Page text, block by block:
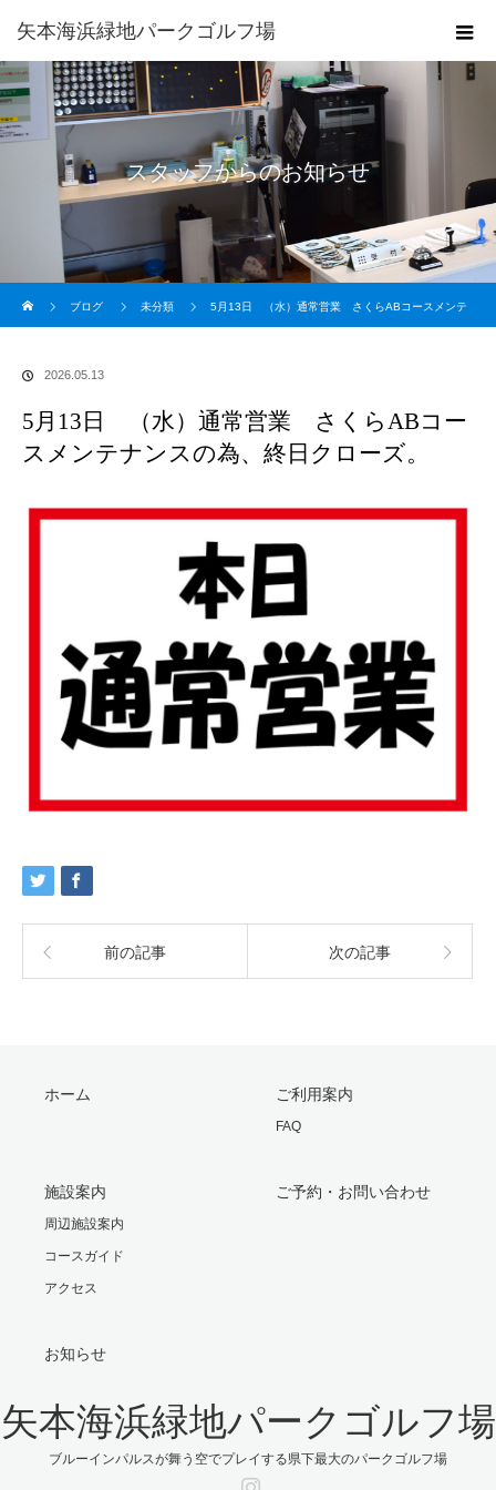
矢本海浜緑地パークゴルフ場
スタッフからのお知らせ
ブログ
未分類 5月13日 （水）通常営業 さくらABコースメンテ
2026.05.13
5月13日 （水）通常営業 さくらABコー
スメンテナンスの為、終日クローズ。
前の記事 次の記事
ホーム ご利用案内
FAQ
施設案内
周辺施設案内
コースガイド
アクセス
ご予約・お問い合わせ
お知らせ
矢本海浜緑地パークゴルフ場
ブルーインパルスが舞う空でプレイする県下最大のパークゴルフ場